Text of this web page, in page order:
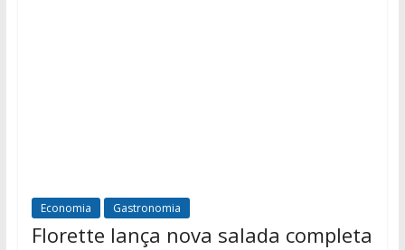
Economia Gastronomia
Florette lança nova salada completa